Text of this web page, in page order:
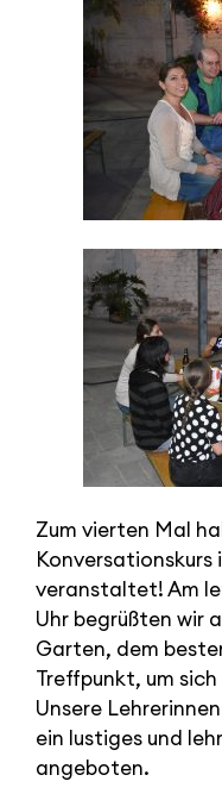
Zum vierten Mal
Konversationskurs
veranstaltet! Am
Uhr begrüßten wir
Garten, dem
Treffpunkt, um
Unsere
ein lustiges und
angeboten.